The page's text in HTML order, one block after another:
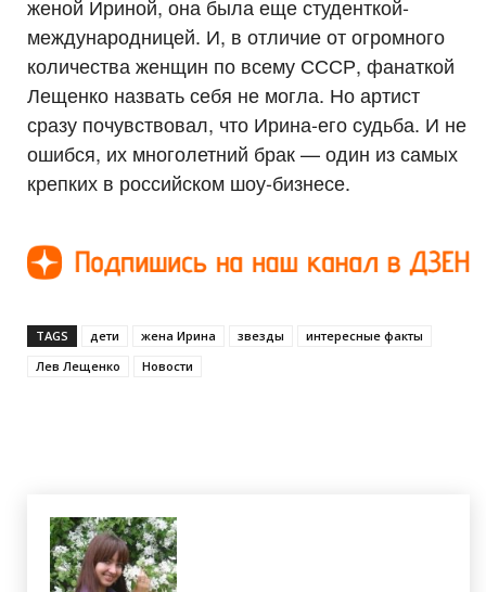
женой Ириной, она была еще студенткой-
международницей. И, в отличие от огромного
количества женщин по всему СССР, фанаткой
Лещенко назвать себя не могла. Но артист
сразу почувствовал, что Ирина-его судьба. И не
ошибся, их многолетний брак — один из самых
крепких в российском шоу-бизнесе.
TAGS дети жена Ирина звезды
интересные факты
Лев Лещенко
Новости